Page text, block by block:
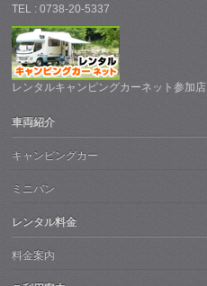
TEL : 0738-20-5337
レンタルキャンピングカーネット参加店
車両紹介
キャンピングカー
ミニバン
レンタル料金
料金案内